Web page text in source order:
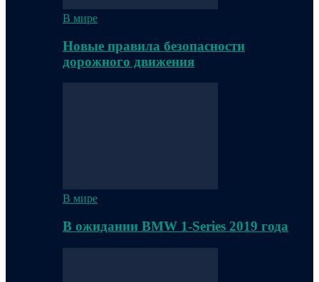
В мире
Новые правила безопасности
дорожного движения
В мире
В ожидании BMW 1-Series 2019 года